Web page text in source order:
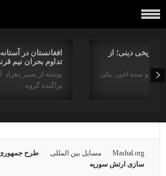
افغانستان در
تداوم بحران نیم
نوشته از بصیر
پراگنده گروه…
دینی؛ از
در دو سده اخیر، یکی
Mashal.org مسایل بین المللی
طرح جمهوری
سازی ارتش سوریه